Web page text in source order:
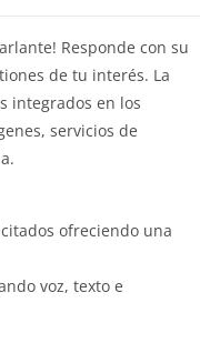
Responde con su
de tu interés. La
integrados en los
servicios de
ofreciendo una
voz, texto e